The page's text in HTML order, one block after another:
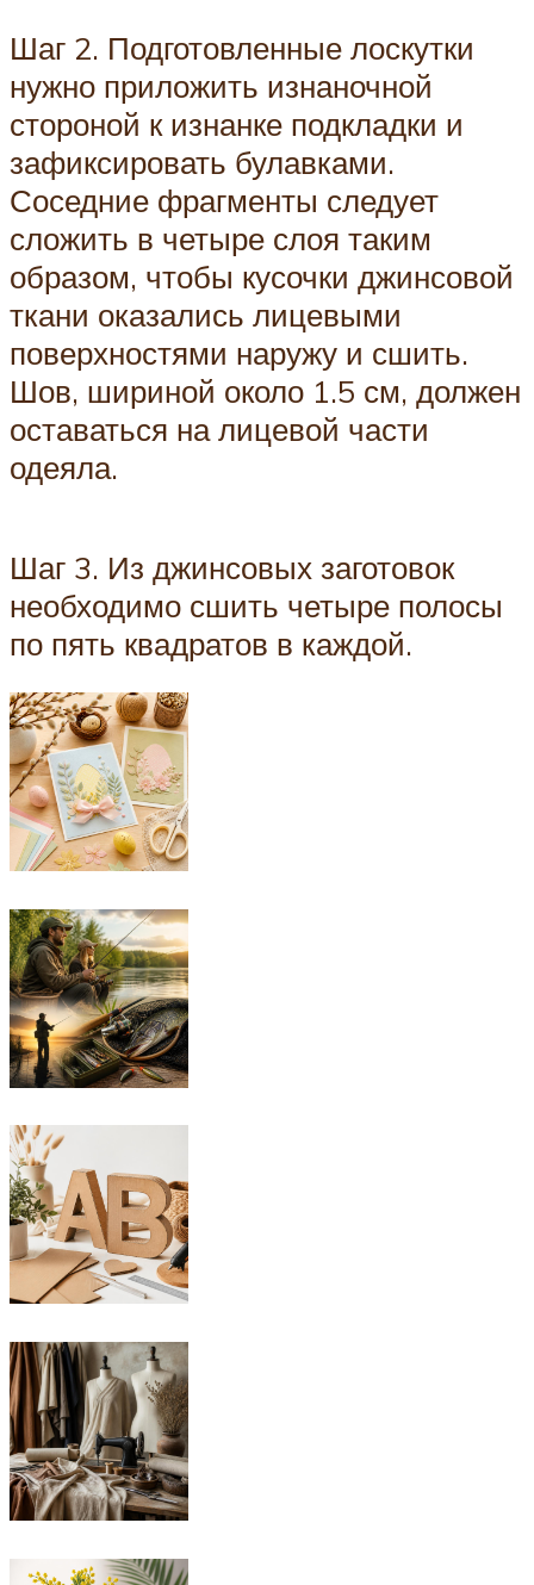
Шаг 2. Подготовленные лоскутки
нужно приложить изнаночной
стороной к изнанке подкладки и
зафиксировать булавками.
Соседние фрагменты следует
сложить в четыре слоя таким
образом, чтобы кусочки джинсовой
ткани оказались лицевыми
поверхностями наружу и сшить.
Шов, шириной около 1.5 см, должен
оставаться на лицевой части
одеяла.
Шаг 3. Из джинсовых заготовок
необходимо сшить четыре полосы
по пять квадратов в каждой.